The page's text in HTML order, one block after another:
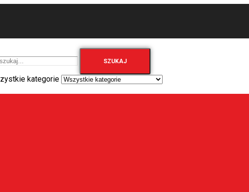
SZUKAJ
kategorie